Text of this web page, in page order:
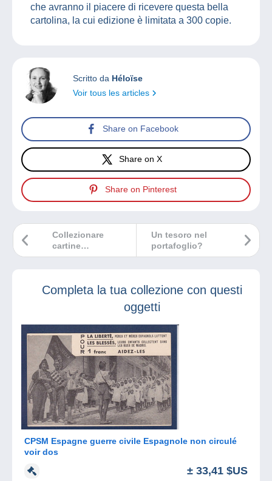
che avranno il piacere di ricevere questa bella
cartolina, la cui edizione è limitata a 300 copie.
Scritto da Héloïse
Voir tous les articles
Share on Facebook
Share on X
Share on Pinterest
Un tesoro nel
portafoglio?
Collezionare
cartine
geografiche
Completa la tua collezione con questi
oggetti
CPSM Espagne guerre civile Espagnole non circulé
voir dos
± 33,41 $US